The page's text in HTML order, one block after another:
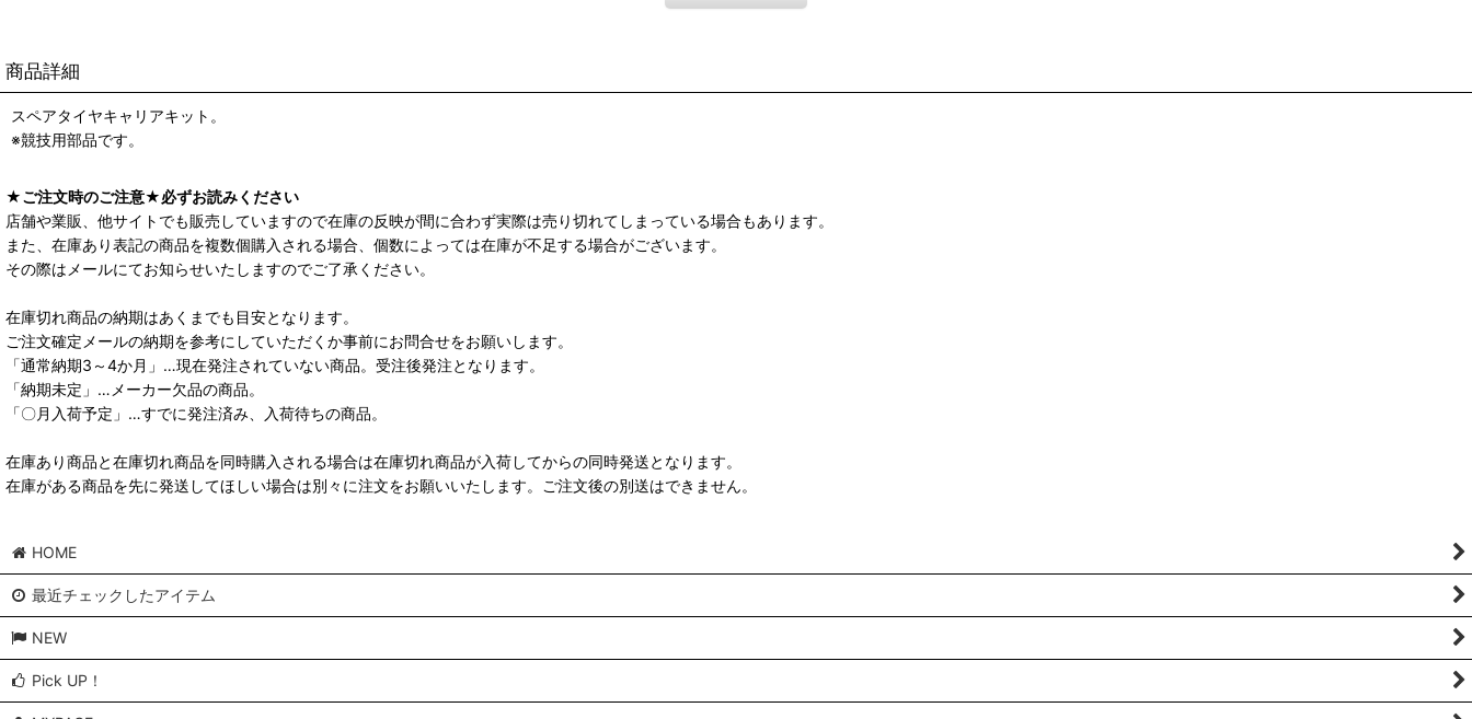
商品詳細
スペアタイヤキャリアキット。
※競技用部品です。
★ご注文時のご注意★必ずお読みください
店舗や業販、他サイトでも販売していますので在庫の反映が間に合わず実際は売り切れてしまっている場合もあります。
また、在庫あり表記の商品を複数個購入される場合、個数によっては在庫が不足する場合がございます。
その際はメールにてお知らせいたしますのでご了承ください。
在庫切れ商品の納期はあくまでも目安となります。
ご注文確定メールの納期を参考にしていただくか事前にお問合せをお願いします。
「通常納期3～4か月」…現在発注されていない商品。受注後発注となります。
「納期未定」…メーカー欠品の商品。
「〇月入荷予定」…すでに発注済み、入荷待ちの商品。
在庫あり商品と在庫切れ商品を同時購入される場合は在庫切れ商品が入荷してからの同時発送となります。
在庫がある商品を先に発送してほしい場合は別々に注文をお願いいたします。ご注文後の別送はできません。
HOME
最近チェックしたアイテム
NEW
Pick UP！